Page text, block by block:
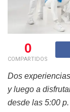
0
COMPARTIDOS
Dos
y luego a
desde las 5:00